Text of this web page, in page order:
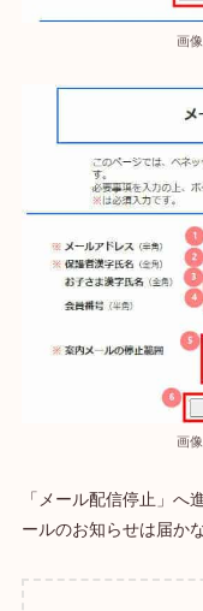
画像
画像
「メール配信停止」へ
ールのお知らせは届か